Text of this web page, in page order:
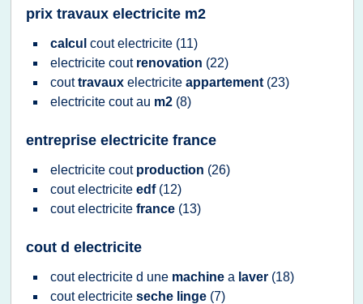
prix travaux electricite m2
calcul cout electricite (11)
electricite cout renovation (22)
couttravaux electricite appartement (23)
electricite coutau m2 (8)
entreprise electricite france
electricite cout production (26)
cout electricite edf (12)
cout electricite france (13)
cout d electricite
cout electricite d une machine a laver (18)
cout electricite seche linge (7)